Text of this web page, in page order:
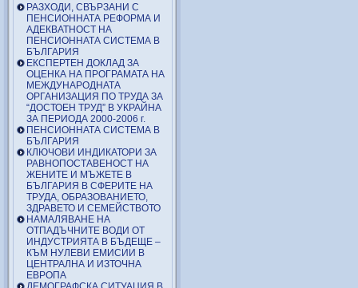
РАЗХОДИ, СВЪРЗАНИ С
ПЕНСИОННАТА РЕФОРМА И
АДЕКВАТНОСТ НА
ПЕНСИОННАТА СИСТЕМА В
БЪЛГАРИЯ
ЕКСПЕРТЕН ДОКЛАД ЗА
ОЦЕНКА НА ПРОГРАМАТА НА
МЕЖДУНАРОДНАТА
ОРГАНИЗАЦИЯ ПО ТРУДА ЗА
“ДОСТОЕН ТРУД” В УКРАЙНА
ЗА ПЕРИОДА 2000-2006 г.
ПЕНСИОННАТА СИСТЕМА В
БЪЛГАРИЯ
КЛЮЧОВИ ИНДИКАТОРИ ЗА
РАВНОПОСТАВЕНОСТ НА
ЖЕНИТЕ И МЪЖЕТЕ В
БЪЛГАРИЯ В СФЕРИТЕ НА
ТРУДА, ОБРАЗОВАНИЕТО,
ЗДРАВЕТО И СЕМЕЙСТВОТО
НАМАЛЯВАНЕ НА
ОТПАДЪЧНИТЕ ВОДИ ОТ
ИНДУСТРИЯТА В БЪДЕЩЕ –
КЪМ НУЛЕВИ ЕМИСИИ В
ЦЕНТРАЛНА И ИЗТОЧНА
ЕВРОПА